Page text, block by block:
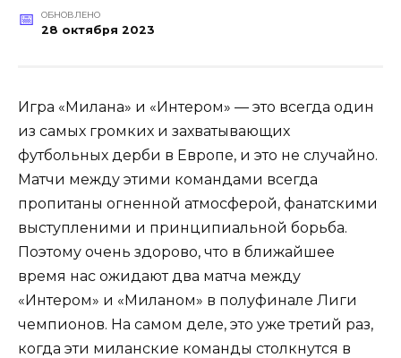
ОБНОВЛЕНО
28 октября 2023
Игра «Милана» и «Интером» — это всегда один
из самых громких и захватывающих
футбольных дерби в Европе, и это не случайно.
Матчи между этими командами всегда
пропитаны огненной атмосферой, фанатскими
выступленими и принципиальной борьба.
Поэтому очень здорово, что в ближайшее
время нас ожидают два матча между
«Интером» и «Миланом» в полуфинале Лиги
чемпионов. На самом деле, это уже третий раз,
когда эти миланские команды столкнутся в